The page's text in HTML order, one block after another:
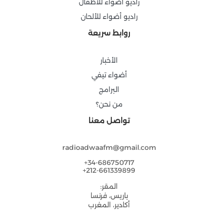
راديو أضواء للأطفال
راديو أضواء للألحان
روابط سريعة
الأخبار
أضواء تيفي
البرامج
من نحن؟
تواصل معنا
radioadwaafm@gmail.com
34-686750717+
212-661339899+
المقر:
باريس، فرنسا
أكادير، المغرب